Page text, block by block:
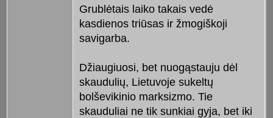
Grublėtais laiko takais vedė
kasdienos triūsas ir žmogiškoji
savigarba.
Džiaugiuosi, bet nuogąstauju dėl
skaudulių, Lietuvoje sukeltų
bolševikinio marksizmo. Tie
skauduliai ne tik sunkiai gyja, bet iki